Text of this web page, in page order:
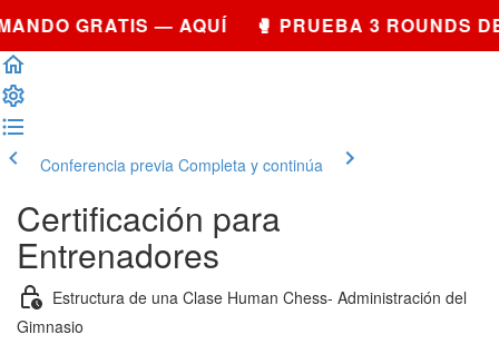
GRATIS — AQUÍ 🥊 PRUEBA 3 ROUNDS
Conferencia previa Completa y continúa
Certificación para
Entrenadores
Estructura de una Clase Human Chess- Administración del
Gimnasio